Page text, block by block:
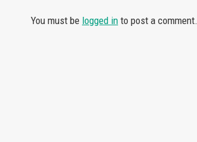
You must be logged in to post a comment.